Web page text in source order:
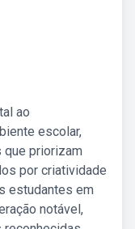
ao
escolar,
priorizam
por criatividade
estudantes em
notável,